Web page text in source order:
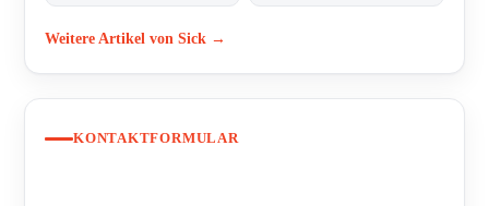
Weitere Artikel von Sick →
KONTAKTFORMULAR